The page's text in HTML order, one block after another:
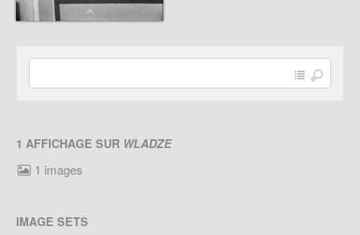
1 AFFICHAGE SUR WLADZE
1 images
IMAGE SETS